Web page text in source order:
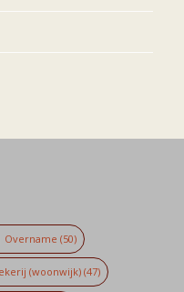
Overname (50)
(woonwijk) (47)